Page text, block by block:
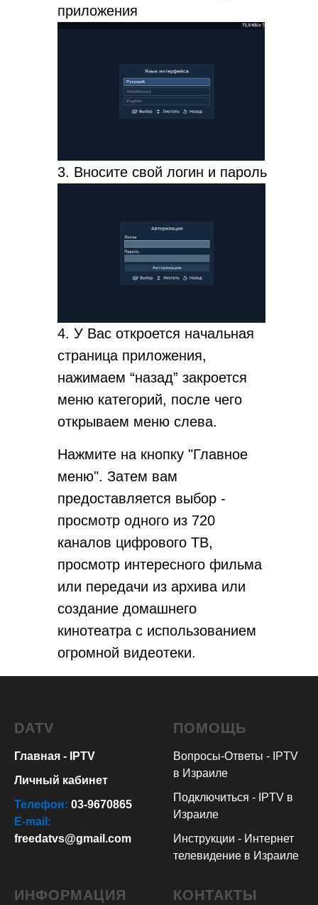
приложения
3. Вносите свой логин и пароль
4. У Вас откроется начальная
страница приложения,
нажимаем “назад” закроется
меню категорий, после чего
открываем меню слева.
Нажмите на кнопку "Главное
меню". Затем вам
предоставляется выбор -
просмотр одного из 720
каналов цифрового ТВ,
просмотр интересного фильма
или передачи из архива или
создание домашнего
кинотеатра с использованием
огромной видеотеки.
DATV
Главная - IPTV
Личный кабинет
Телефон: 03-9670865
E-mail:
freedatvs@gmail.com
ПОМОЩЬ
Вопросы-Ответы - IPTV
в Израиле
Подключиться - IPTV в
Израиле
Инструкции - Интернет
телевидение в Израиле
ИНФОРМАЦИЯ КОНТАКТЫ